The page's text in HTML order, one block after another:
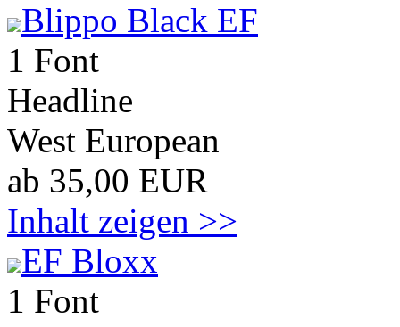
Blippo Black EF
1 Font
Headline
West European
ab 35,00 EUR
Inhalt zeigen >>
EF Bloxx
1 Font